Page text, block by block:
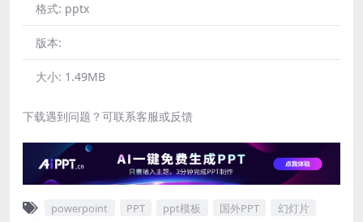
格式: pptx
版本:
大小: 1.49MB
下载遇到问题？可联系客服或反馈
powerpoint PPT ppt模板 国外PPT 幻灯片